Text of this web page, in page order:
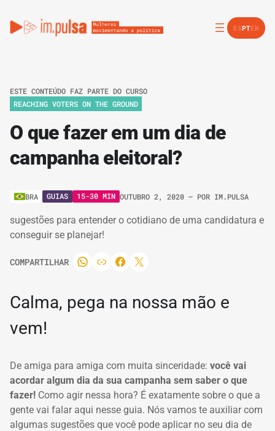
ESPTEN
ESTE CONTEÚDO FAZ PARTE DO CURSO
REACHING VOTERS ON THE GROUND
O que fazer em um dia de
campanha eleitoral?
BRA GUIAS 15-30 MIN OUTUBRO 2, 2020 – POR IM.PULSA
sugestões para entender o cotidiano de uma candidatura e
conseguir se planejar!
COMPARTILHAR
Calma, pega na nossa mão e
vem!
De amiga para amiga com muita sinceridade: você vai
acordar algum dia da sua campanha sem saber o que
fazer! Como agir nessa hora? É exatamente sobre o que a
gente vai falar aqui nesse guia. Nós vamos te auxiliar com
algumas sugestões que você pode aplicar no seu dia de